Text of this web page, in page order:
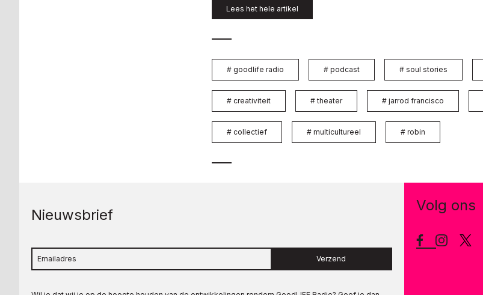
Lees het hele artikel
# goodlife radio # podcast # soul stories
# creativiteit #theater # jarrod francisco
# collectief # multicultureel # robin
Nieuwsbrief
Verzend
Volg ons